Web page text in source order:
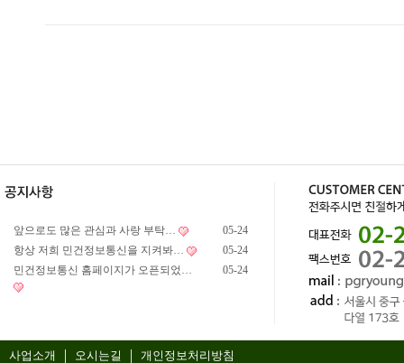
앞으로도 많은 관심과 사랑 부탁…
05-24
항상 저희 민건정보통신을 지켜봐…
05-24
민건정보통신 홈페이지가 오픈되었…
05-24
사업소개 오시는길 개인정보처리방침